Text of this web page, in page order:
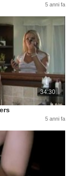
5 anni fa
34:30
5 anni fa